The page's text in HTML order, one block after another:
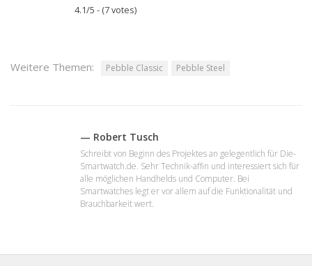
4.1/5 - (7 votes)
Weitere Themen: Pebble Classic Pebble Steel
— Robert Tusch
Schreibt von Beginn des Projektes an gelegentlich für Die-
Smartwatch.de. Sehr Technik-affin und interessiert sich für
alle möglichen Handhelds und Computer. Bei
Smartwatches legt er vor allem auf die Funktionalität und
Brauchbarkeit wert.